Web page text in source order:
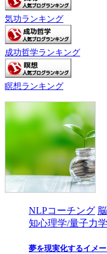
気功ランキング
成功哲学ランキング
瞑想ランキング
NLPコーチング
知心理学/量子力学
夢を現実化するイメ